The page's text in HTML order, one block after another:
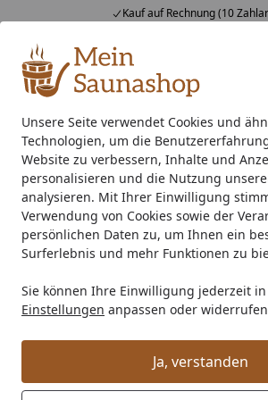
Unsere Seite verwendet Cookies und
Technologien, um die
Website zu verbessern, Inhalte und
personalisieren und die Nutzung
analysieren. Mit Ihrer Einwilligung
Verwendung von Cookies sowie der
persönlichen Daten zu, um Ihnen ein
Surferlebnis und mehr Funktionen zu
Sie können Ihre Einwilligung jederzeit
Einstellungen anpassen oder
Ja, verstanden
Kauf auf Rechnung (10
Alle Produkte
Mein Konto
Suchen
Startseite
Zubehör Saunaausstattung
Infraworld
Sauna Urban 164